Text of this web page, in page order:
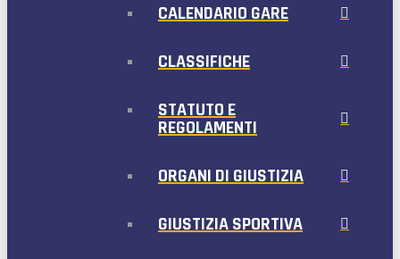
CALENDARIO GARE
CLASSIFICHE
STATUTO E
REGOLAMENTI
ORGANI DI GIUSTIZIA
GIUSTIZIA SPORTIVA